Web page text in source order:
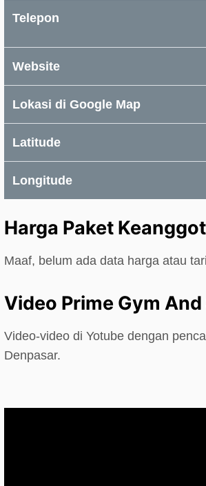
Telepon
Website
Lokasi di Google Map
Latitude
Longitude
Harga Paket
Maaf, belum ada data harga atau
Video Prime Gym And
Video-video di Yotube dengan
Denpasar.